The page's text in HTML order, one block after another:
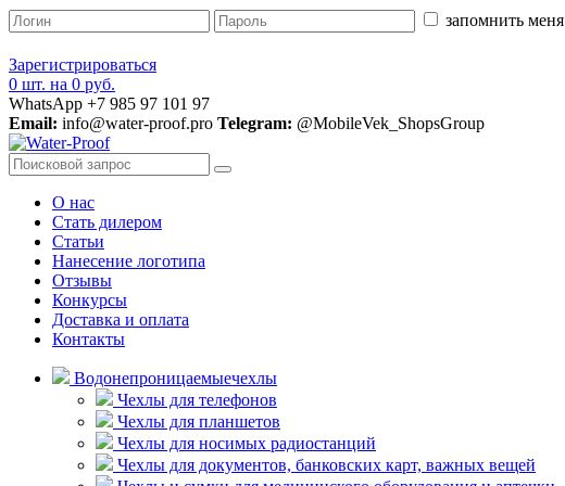
запомнить меня
Зарегистрироваться
0 шт. на 0 руб.
WhatsApp +7 985 97 101 97
Email: info@water-proof.pro Telegram: @MobileVek_ShopsGroup
О нас
Стать дилером
Статьи
Нанесение логотипа
Отзывы
Конкурсы
Доставка и оплата
Контакты
Водонепроницаемыечехлы
Чехлы для телефонов
Чехлы для планшетов
Чехлы для носимых радиостанций
Чехлы для документов, банковских карт, важных вещей